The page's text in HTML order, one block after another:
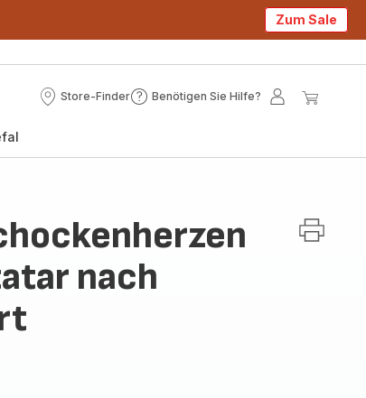
Zum Sale
Store-Finder
Store-
Benötigen Sie Hilfe?
Benötigen
Mein
nach